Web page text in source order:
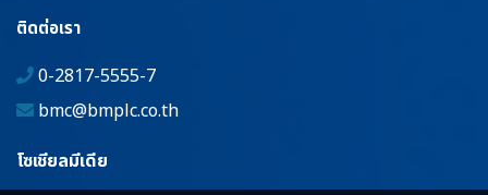
ติดต่อเรา
0-2817-5555-7
bmc@bmplc.co.th
โซเชียลมีเดีย